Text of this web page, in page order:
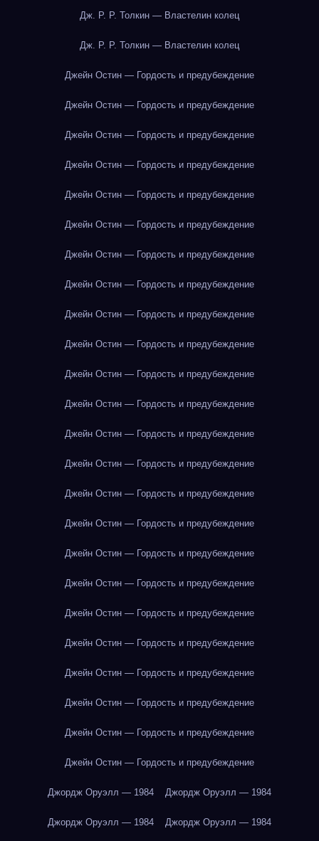
Дж. Р. Р. Толкин — Властелин колец
Дж. Р. Р. Толкин — Властелин колец
Джейн Остин — Гордость и предубеждение
Джейн Остин — Гордость и предубеждение
Джейн Остин — Гордость и предубеждение
Джейн Остин — Гордость и предубеждение
Джейн Остин — Гордость и предубеждение
Джейн Остин — Гордость и предубеждение
Джейн Остин — Гордость и предубеждение
Джейн Остин — Гордость и предубеждение
Джейн Остин — Гордость и предубеждение
Джейн Остин — Гордость и предубеждение
Джейн Остин — Гордость и предубеждение
Джейн Остин — Гордость и предубеждение
Джейн Остин — Гордость и предубеждение
Джейн Остин — Гордость и предубеждение
Джейн Остин — Гордость и предубеждение
Джейн Остин — Гордость и предубеждение
Джейн Остин — Гордость и предубеждение
Джейн Остин — Гордость и предубеждение
Джейн Остин — Гордость и предубеждение
Джейн Остин — Гордость и предубеждение
Джейн Остин — Гордость и предубеждение
Джейн Остин — Гордость и предубеждение
Джейн Остин — Гордость и предубеждение
Джейн Остин — Гордость и предубеждение
Джордж Оруэлл — 1984 Джордж Оруэлл — 1984
Джордж Оруэлл — 1984 Джордж Оруэлл — 1984